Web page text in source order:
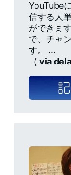
YouTube
信する人
ができま
で、チャ
す。 …
（ via